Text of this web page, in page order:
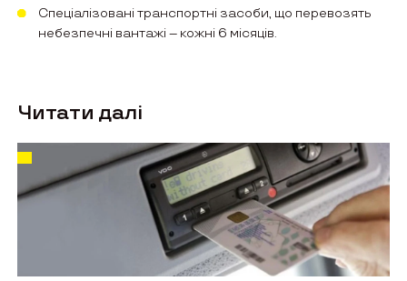
Спеціалізовані транспортнi засоби, що перевозять
небезпечнi вантажі – кожні 6 місяців.
Читати далі